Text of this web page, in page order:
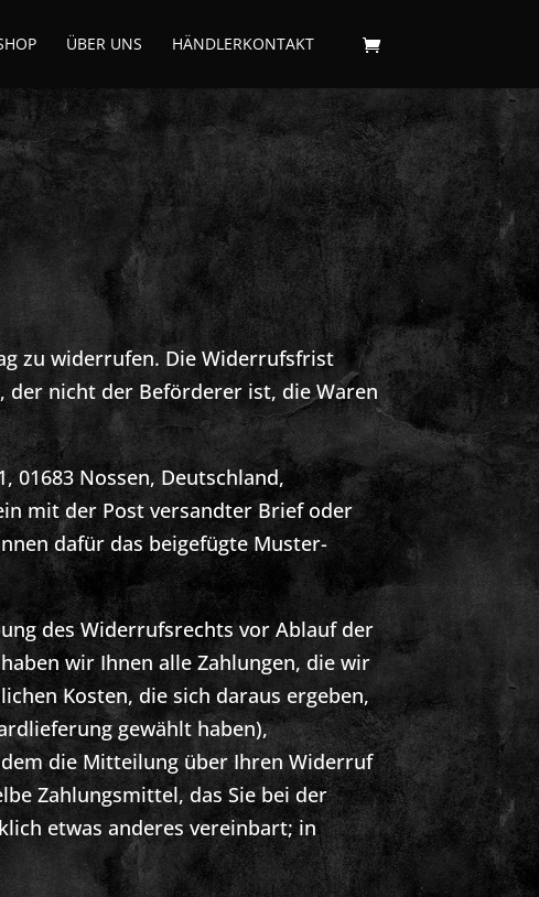
ÜBER UNS HÄNDLERKONTAKT
zu widerrufen. Die Widerrufsfrist
der nicht der Beförderer ist, die Waren
01683 Nossen, Deutschland,
mit der Post versandter Brief oder
dafür das beigefügte Muster-
des Widerrufsrechts vor Ablauf der
wir Ihnen alle Zahlungen, die wir
Kosten, die sich daraus ergeben,
gewählt haben),
die Mitteilung über Ihren Widerruf
Zahlungsmittel, das Sie bei der
etwas anderes vereinbart; in